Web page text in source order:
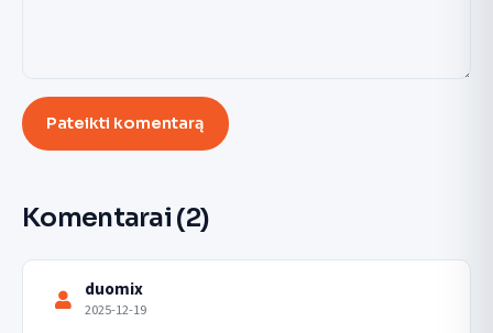
Pateikti komentarą
Komentarai (2)
duomix
2025-12-19